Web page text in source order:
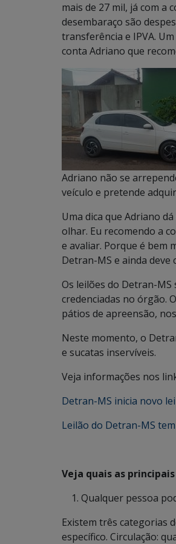
mais de 27 mil, já com a
desembaraço são
transferência e IPVA.
conta Adriano que
Adriano não se
veículo e pretende
Uma dica que Adriano
olhar. Eu recomendo a
e avaliar. Porque é bem
Detran-MS e ainda
Os leilões do Detran-
credenciadas no órgão.
pátios de apreensão,
Neste momento, o
e sucatas inservíveis.
Veja informações nos
Detran-MS inicia novo
Leilão do Detran-MS
Veja quais as
Qualquer pessoa
Existem três categorias
específico. Circulação: